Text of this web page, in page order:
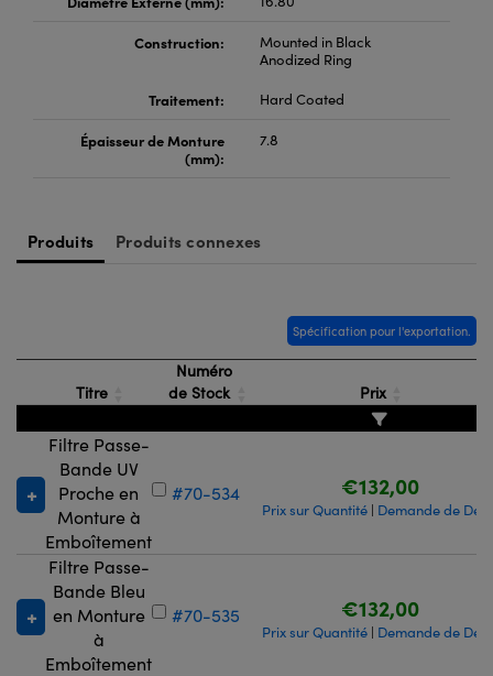
Construction:
Mounted in Black
Anodized Ring
Traitement:
Hard Coated
Épaisseur de Monture
(mm):
7.8
Produits Produits connexes
Spécification pour l'exportation.
Titre
Numéro
de Stock
Prix
Filtre Passe-
Bande UV
Proche en
Monture à
Emboîtement
#70-534 €132,00
Prix sur Quantité| Demande de
Filtre Passe-
Bande Bleu
en Monture
à
Emboîtement
#70-535 €132,00
Prix sur Quantité| Demande de